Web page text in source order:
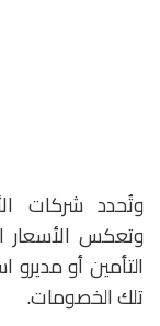
وتُحدد شركات
وتعكس الأسعار
التأمين أو مديرو
تلك الخصومات.